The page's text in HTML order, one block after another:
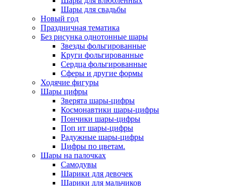
Шары для свадьбы
Новый год
Праздничная тематика
Без рисунка однотонные шары
Звезды фольгированные
Круги фольгированные
Сердца фольгированные
Сферы и другие формы
Ходячие фигуры
Шары цифры
Зверята шары-цифры
Космонавтики шары-цифры
Пончики шары-цифры
Поп ит шары-цифры
Радужные шары-цифры
Цифры по цветам.
Шары на палочках
Самодувы
Шарики для девочек
Шарики для мальчиков